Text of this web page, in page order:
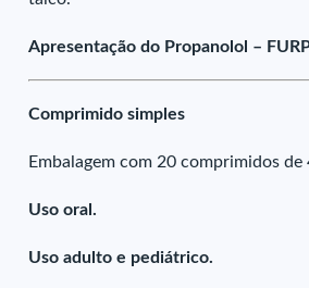
Apresentação do Propanolol –
Comprimido simples
Embalagem com 20 comprimidos de
Uso oral.
Uso adulto e pediátrico.